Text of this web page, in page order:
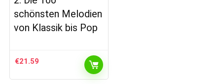
schönsten Melodien
von Klassik bis Pop
€21.59